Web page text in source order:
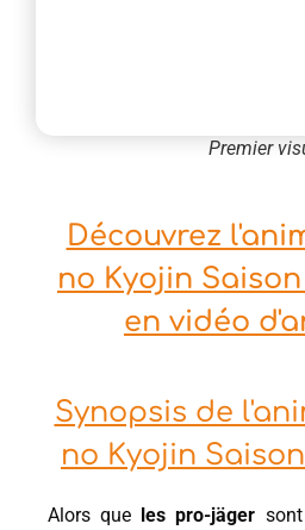
Premier
Découvrez
no Kyojin
en vidéo
Synopsis de
no Kyojin
Alors que les pro-jäger